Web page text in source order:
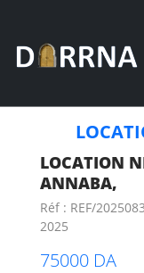
LOCATION
ANNABA,
Réf : REF/
2025
75000 DA